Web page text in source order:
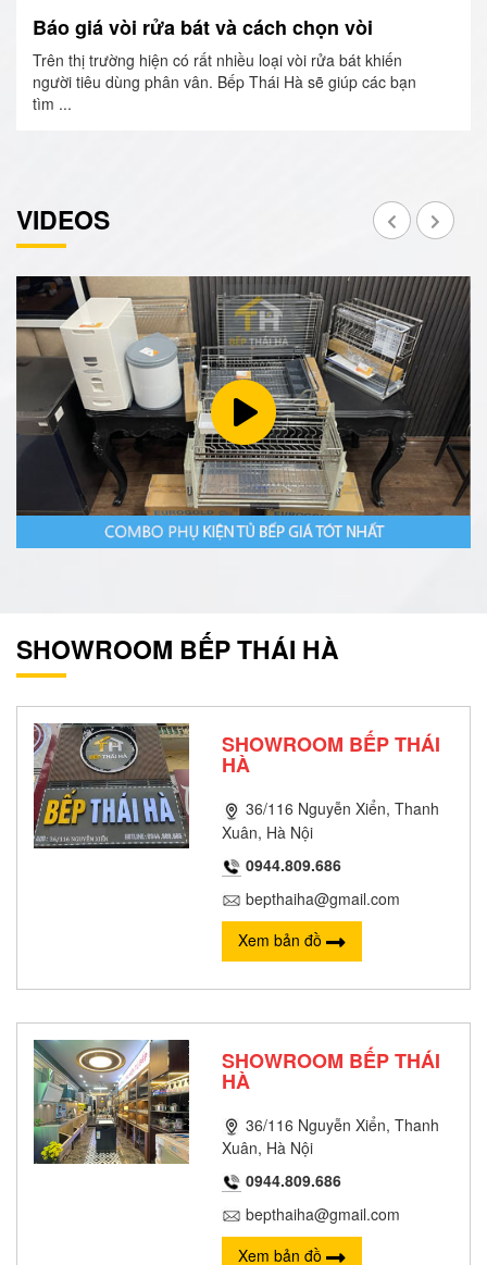
Báo giá vòi rửa bát và cách chọn vòi
Trên thị trường hiện có rất nhiều loại vòi rửa bát khiến
người tiêu dùng phân vân. Bếp Thái Hà sẽ giúp các bạn
tìm ...
VIDEOS
SHOWROOM BẾP THÁI HÀ
SHOWROOM BẾP THÁI
HÀ
36/116 Nguyễn Xiển, Thanh
Xuân, Hà Nội
0944.809.686
bepthaiha@gmail.com
Xem bản đồ
SHOWROOM BẾP THÁI
HÀ
36/116 Nguyễn Xiển, Thanh
Xuân, Hà Nội
0944.809.686
bepthaiha@gmail.com
Xem bản đồ